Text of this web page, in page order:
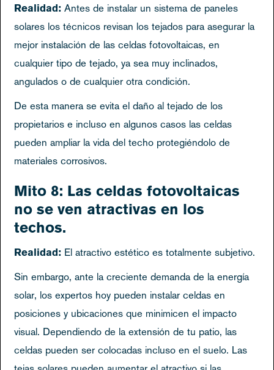
Realidad: Antes de instalar un sistema de paneles
solares los técnicos revisan los tejados para asegurar la
mejor instalación de las celdas fotovoltaicas, en
cualquier tipo de tejado, ya sea muy inclinados,
angulados o de cualquier otra condición.
De esta manera se evita el daño al tejado de los
propietarios e incluso en algunos casos las celdas
pueden ampliar la vida del techo protegiéndolo de
materiales corrosivos.
Mito 8: Las celdas fotovoltaicas
no se ven atractivas en los
techos.
Realidad: El atractivo estético es totalmente subjetivo.
Sin embargo, ante la creciente demanda de la energía
solar, los expertos hoy pueden instalar celdas en
posiciones y ubicaciones que minimicen el impacto
visual. Dependiendo de la extensión de tu patio, las
celdas pueden ser colocadas incluso en el suelo. Las